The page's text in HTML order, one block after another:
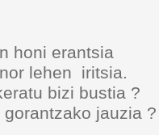
honi erantsia
lehen iritsia.
bizi bustia ?
jauzia ?